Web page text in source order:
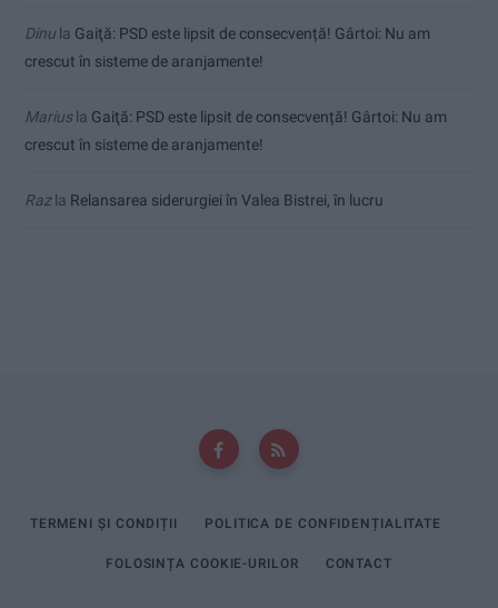
Dinu la Gaiţă: PSD este lipsit de consecvență! Gârtoi: Nu am
crescut în sisteme de aranjamente!
Mariusla Gaiţă: PSD este lipsit de consecvență! Gârtoi: Nu am
crescut în sisteme de aranjamente!
Razla Relansarea siderurgiei în Valea Bistrei, în lucru
TERMENI ȘI CONDIȚII POLITICA DE CONFIDENȚIALITATE
FOLOSINȚA COOKIE-URILOR CONTACT